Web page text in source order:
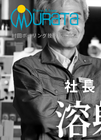
村田ボーリング技研株式会社
社